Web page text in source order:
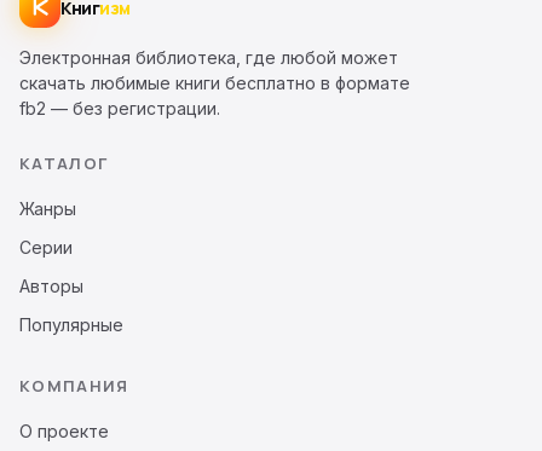
Книгизм
Электронная библиотека, где любой может
скачать любимые книги бесплатно в формате
fb2 — без регистрации.
КАТАЛОГ
Жанры
Серии
Авторы
Популярные
КОМПАНИЯ
О проекте